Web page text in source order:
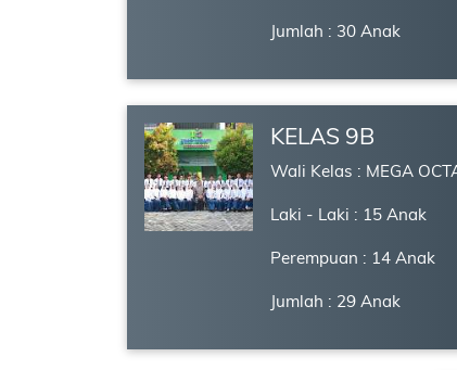
Jumlah : 30 Anak
KELAS 9B
Wali Kelas : MEGA
Laki - Laki : 15 Anak
Perempuan : 14 Anak
Jumlah : 29 Anak